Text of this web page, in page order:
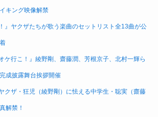
キング映像解禁
』ヤクザたちが歌う楽曲のセットリスト全13曲が公
ケ行こ！』綾野剛、齋藤潤、芳根京子、北村一輝ら
成披露舞台挨拶開催
クザ・狂児（綾野剛）に怯える中学生・聡実（齋藤
解禁！